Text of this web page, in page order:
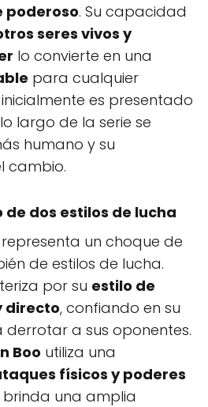
. Su capacidad
seres vivos y
lo convierte en una
para cualquier
es presentado
largo de la serie se
humano y su
cambio.
dos estilos de lucha
un choque de
de estilos de lucha.
por su estilo de
directo, confiando en su
derrotar a sus oponentes.
Boo utiliza una
físicos y poderes
brinda una amplia